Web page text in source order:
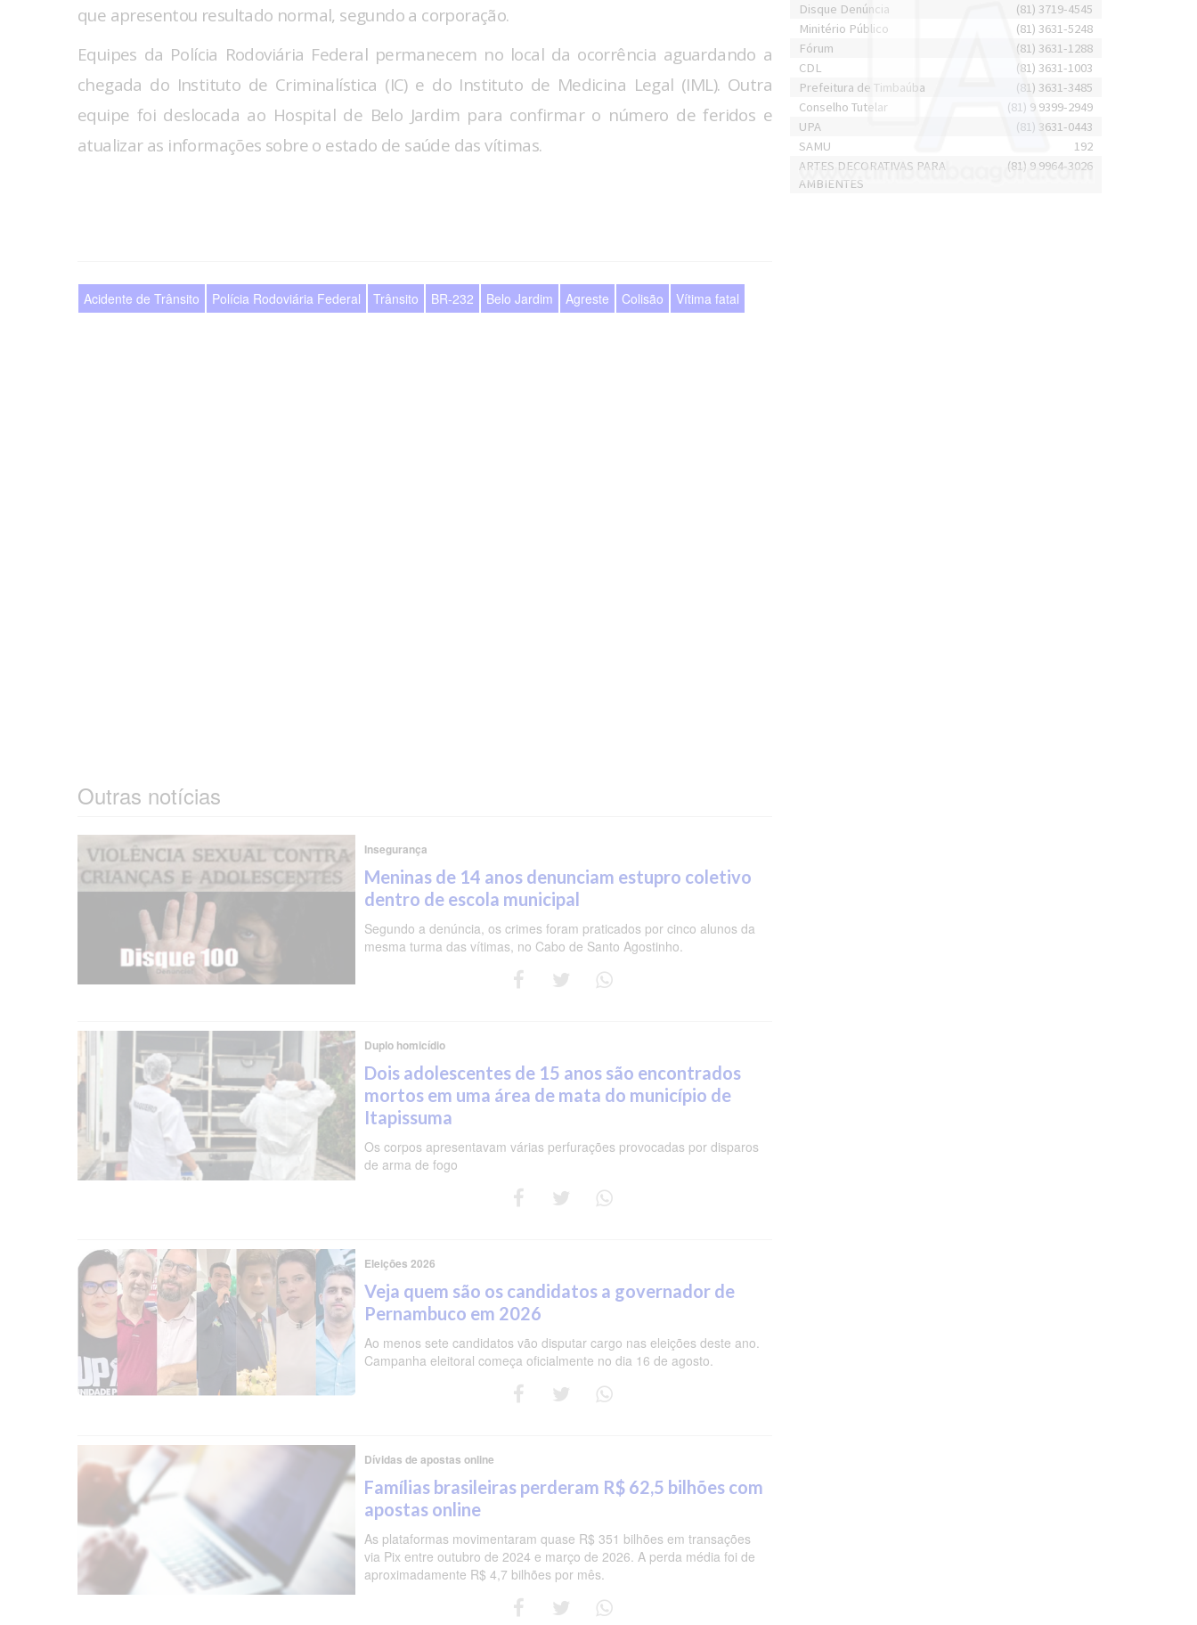
que apresentou resultado normal, segundo a corporação.
Equipes da Polícia Rodoviária Federal permanecem no local da ocorrência aguardando a
chegada do Instituto de Criminalística (IC) e do Instituto de Medicina Legal (IML). Outra
equipe foi deslocada ao Hospital de Belo Jardim para confirmar o número de feridos e
atualizar as informações sobre o estado de saúde das vítimas.
Acidente de Trânsito Polícia Rodoviária Federal Trânsito BR-232 Belo Jardim Agreste Colisão Vítima fatal
Outras notícias
Insegurança
Meninas de 14 anos denunciam estupro coletivo
dentro de escola municipal
Segundo a denúncia, os crimes foram praticados por cinco alunos da
mesma turma das vítimas, no Cabo de Santo Agostinho.
Duplo homicídio
Dois adolescentes de 15 anos são encontrados
mortos em uma área de mata do município de
Itapissuma
Os corpos apresentavam várias perfurações provocadas por disparos
de arma de fogo
Eleições 2026
Veja quem são os candidatos a governador de
Pernambuco em 2026
Ao menos sete candidatos vão disputar cargo nas eleições deste ano.
Campanha eleitoral começa oficialmente no dia 16 de agosto.
Dívidas de apostas online
Famílias brasileiras perderam R$ 62,5 bilhões com
apostas online
As plataformas movimentaram quase R$ 351 bilhões em transações
via Pix entre outubro de 2024 e março de 2026. A perda média foi de
aproximadamente R$ 4,7 bilhões por mês.
Disque Denúncia
(81) 3719-4545
Minitério Público
(81) 3631-5248
Fórum
(81) 3631-1288
CDL
(81) 3631-1003
Prefeitura de Timbaúba
(81) 3631-3485
Conselho Tutelar
(81) 9 9399-2949
UPA
(81) 3631-0443
SAMU
192
ARTES DECORATIVAS PARA
AMBIENTES
(81) 9 9964-3026